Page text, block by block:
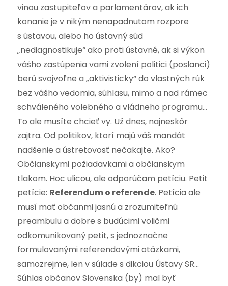
vinou zastupiteľov a parlamentárov, ak ich
konanie je v nikým nenapadnutom rozpore
s ústavou, alebo ho ústavný súd
„nediagnostikuje“ ako proti ústavné, ak si výkon
vášho zastúpenia vami zvolení politici (poslanci)
berú svojvoľne a „aktivisticky“ do vlastných rúk
bez vášho vedomia, súhlasu, mimo a nad rámec
schváleného volebného a vládneho programu…
To ale musíte chcieť vy. Už dnes, najneskôr
zajtra. Od politikov, ktorí majú váš mandát
nadšenie a ústretovosť nečakajte. Ako?
Občianskymi požiadavkami a občianskym
tlakom. Hoc ulicou, ale odporúčam petíciu. Petit
petície: Referendum o referende. Petícia ale
musí mať občanmi jasnú a zrozumiteľnú
preambulu a dobre s budúcimi voličmi
odkomunikovaný petit, s jednoznačne
formulovanými referendovými otázkami,
samozrejme, len v súlade s dikciou Ústavy SR…
Súhlas občanov Slovenska (by) mal byť